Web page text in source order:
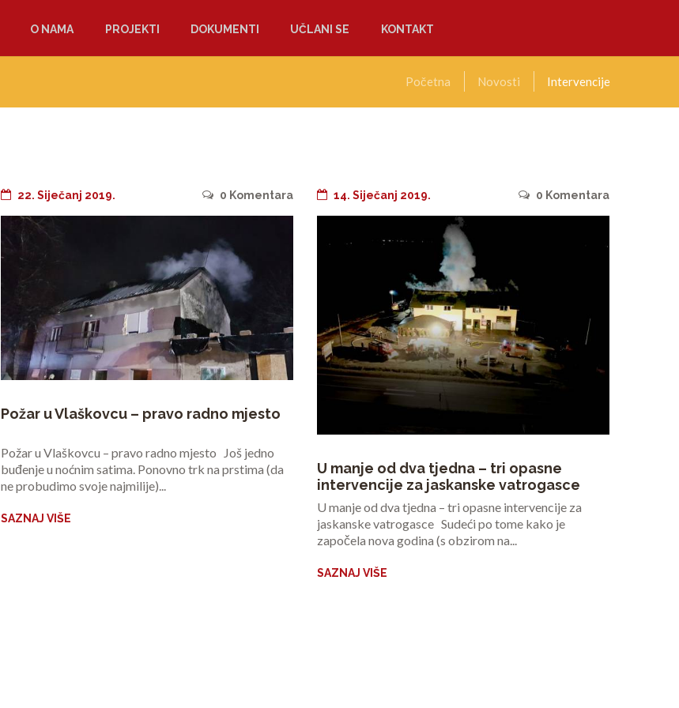
O NAMA PROJEKTI DOKUMENTI UČLANI SE KONTAKT
Početna Novosti Intervencije
22. Siječanj 2019. 0 Komentara
Požar u Vlaškovcu – pravo radno mjesto
Požar u Vlaškovcu – pravo radno mjesto Još jedno
buđenje u noćnim satima. Ponovno trk na prstima (da
ne probudimo svoje najmilije)...
SAZNAJ VIŠE
14. Siječanj 2019. 0 Komentara
U manje od dva tjedna – tri opasne
intervencije za jaskanske vatrogasce
U manje od dva tjedna – tri opasne intervencije za
jaskanske vatrogasce Sudeći po tome kako je
započela nova godina (s obzirom na...
SAZNAJ VIŠE